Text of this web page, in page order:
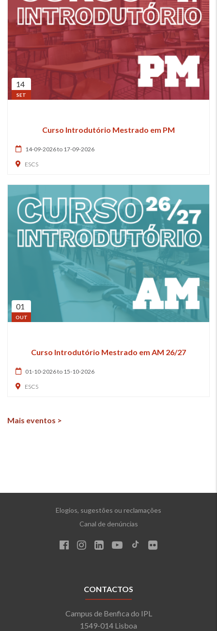
14
SET
Curso Introdutório Mestrado em PM
14-09-2026 to 17-09-2026
ESCS
01
OUT
Curso Introdutório Mestrado em AM 26/27
01-10-2026 to 15-10-2026
ESCS
Mais eventos >
Elogios, sugestões ou reclamações
Canal de denúncias
CONTACTOS
Campus de Benfica do IPL
1549-014 Lisboa